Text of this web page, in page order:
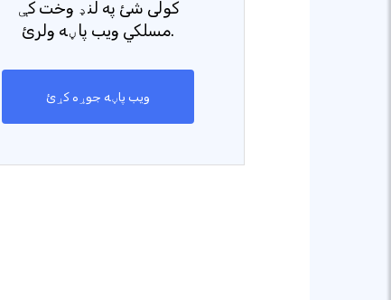
کولی شئ په لنډ وخت کې
مسلکي ویب پاڼه ولرئ.
ویب پاڼه جوړه کړئ